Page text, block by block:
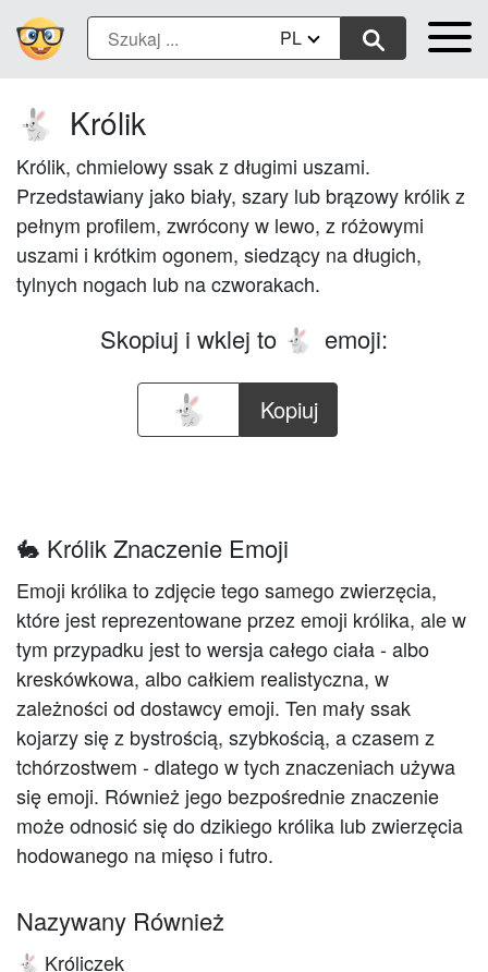
PL
🐇 Królik
Królik, chmielowy ssak z długimi uszami.
Przedstawiany jako biały, szary lub brązowy królik z
pełnym profilem, zwrócony w lewo, z różowymi
uszami i krótkim ogonem, siedzący na długich,
tylnych nogach lub na czworakach.
Skopiuj i wklej to 🐇 emoji:
Kopiuj
🐇 Królik Znaczenie Emoji
Emoji królika to zdjęcie tego samego zwierzęcia,
które jest reprezentowane przez emoji królika, ale w
tym przypadku jest to wersja całego ciała - albo
kreskówkowa, albo całkiem realistyczna, w
zależności od dostawcy emoji. Ten mały ssak
kojarzy się z bystrością, szybkością, a czasem z
tchórzostwem - dlatego w tych znaczeniach używa
się emoji. Również jego bezpośrednie znaczenie
może odnosić się do dzikiego królika lub zwierzęcia
hodowanego na mięso i futro.
Nazywany Również
🐇 Króliczek